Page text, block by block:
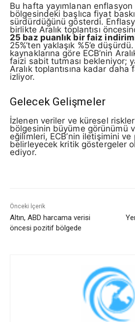
Bu hafta yayımlanan
bölgesindeki başlıca fiyat
sürdürdüğünü gösterdi.
birlikte Aralık toplantısı
25 baz puanlık bir faiz
25%’ten yaklaşık %5’e
kaynaklarına göre ECB’nin
faizi sabit tutması bekleniyor;
Aralık toplantısına kadar daha
izliyor.
Gelecek Gelişmeler
İzlenen veriler ve küresel riskler
bölgesinin büyüme görünümü
eğilimleri, ECB’nin iletişimini
belirleyecek kritik göstergeler
ediyor.
Önceki İçerik
Altın, ABD harcama verisi
öncesi pozitif bölgede